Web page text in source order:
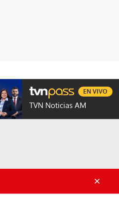
PROGRAMAS GENTE TVN
TVN Noticias AM
EN VIVO